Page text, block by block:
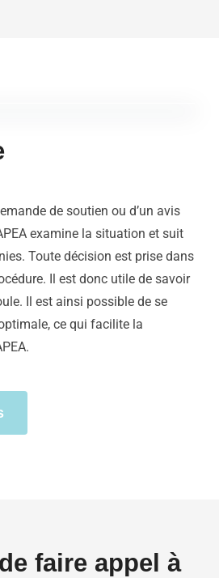
de soutien ou d’un avis
examine la situation et suit
Toute décision est prise dans
Il est donc utile de savoir
Il est ainsi possible de se
ce qui facilite la
faire appel à